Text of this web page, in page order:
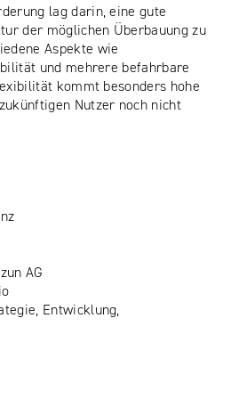
lag darin, eine gute
der möglichen Überbauung zu
Aspekte wie
und mehrere befahrbare
kommt besonders hohe
Nutzer noch nicht
AG
Entwicklung,